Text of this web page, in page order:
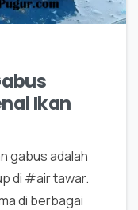
Ikan
gabus adalah
di #air tawar.
di berbagai